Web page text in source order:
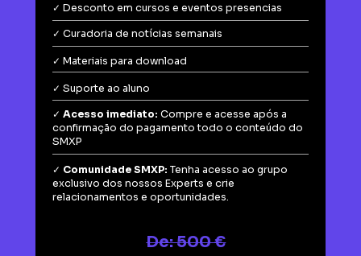
✓ Desconto em cursos e eventos presencias
✓ Curadoria de notícias semanais
✓ Materiais para download
✓ Suporte ao aluno
✓ Acesso imediato: Compre e acesse após a
confirmação do pagamento todo o conteúdo do
SMXP
✓ Comunidade SMXP: Tenha acesso ao grupo
exclusivo dos nossos Experts e crie
relacionamentos e oportunidades.
De: 500 €